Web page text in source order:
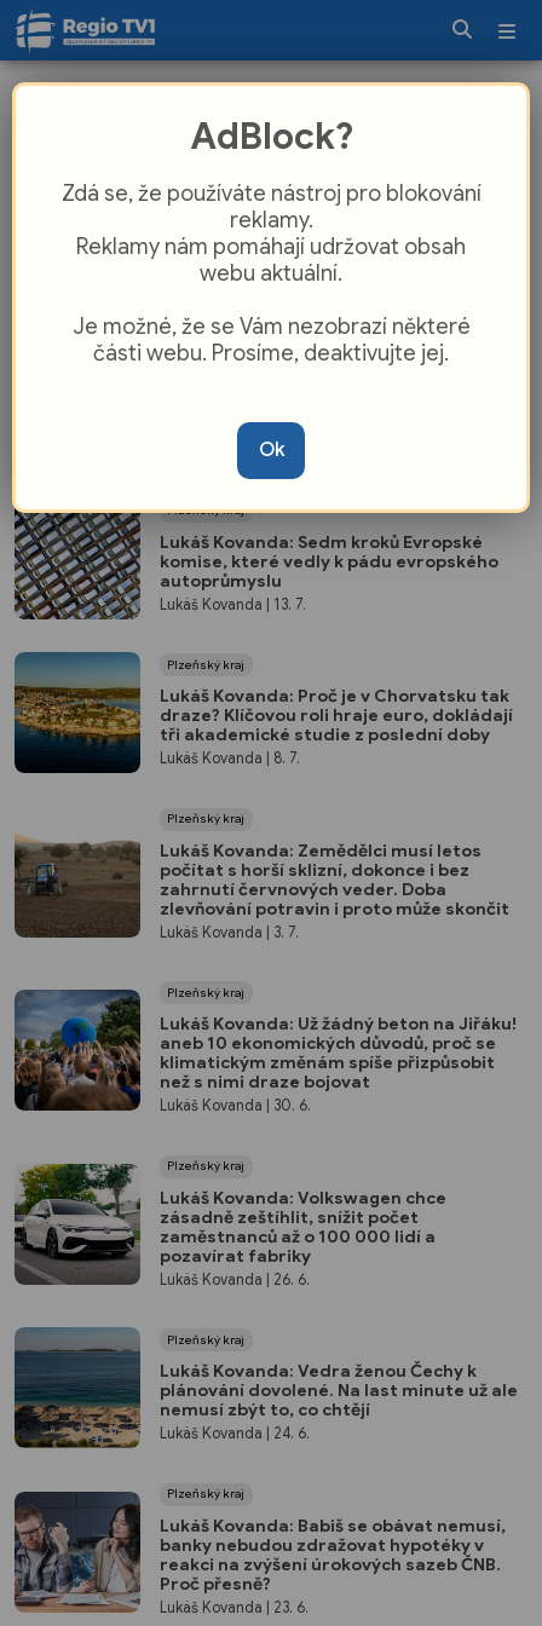
Lukáš Kovanda
Plzeňský kraj
Lukáš Kovanda: Válka s Íránem se
rozšiřuje o další frontu, íránští spojenci
útočí na tankery v Rudém moři
Lukáš Kovanda| 24. 7.
Plzeňský kraj
Lukáš Kovanda: České finalistky si ve
tenisovému svazu
Lukáš Kovanda| 16. 7.
Plzeňský kraj
Lukáš Kovanda: Sedm kroků Evropské
komise, které vedly k pádu evropského
autoprůmyslu
Lukáš Kovanda | 13. 7.
Plzeňský kraj
Lukáš Kovanda: Proč je v Chorvatsku tak
draze? Klíčovou roli hraje euro, dokládají
tři akademické studie z poslední doby
Lukáš Kovanda | 8. 7.
Plzeňský kraj
Lukáš Kovanda: Zemědělci musí letos
počítat s horší sklizní, dokonce i bez
zahrnutí červnových veder. Doba
zlevňování potravin i proto může skončit
Lukáš Kovanda | 3. 7.
Plzeňský kraj
Lukáš Kovanda: Už žádný beton na Jiřáku!
aneb 10 ekonomických důvodů, proč se
klimatickým změnám spíše přizpůsobit
než s nimi draze bojovat
Lukáš Kovanda | 30. 6.
Plzeňský kraj
Lukáš Kovanda: Volkswagen chce
zásadně zeštíhlit, snížit počet
zaměstnanců až o 100 000 lidí a
pozavírat fabriky
Lukáš Kovanda | 26. 6.
Plzeňský kraj
Lukáš Kovanda: Vedra ženou Čechy k
plánování dovolené. Na last minute už ale
nemusí zbýt to, co chtějí
Lukáš Kovanda | 24. 6.
Plzeňský kraj
Lukáš Kovanda: Babiš se obávat nemusí,
banky nebudou zdražovat hypotéky v
reakci na zvýšení úrokových sazeb ČNB.
Proč přesně?
Lukáš Kovanda | 23. 6.
AdBlock?
Zdá se, že používáte nástroj pro blokování
reklamy.
Reklamy nám pomáhají udržovat obsah
webu aktuální.
Je možné, že se Vám nezobrazí některé
části webu. Prosíme, deaktivujte jej.
Ok